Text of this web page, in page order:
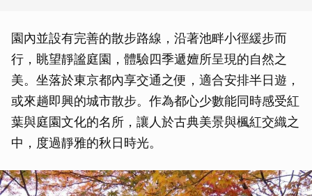
園內並設有完善的散步路線，沿著池畔小徑緩步而
行，眺望靜謐庭園，體驗四季遞嬗所呈現的自然之
美。坐落於東京都內享交通之便，適合安排半日遊，
或來趟即興的城市散步。作為都心少數能同時感受紅
葉與庭園文化的名所，讓人於古典美景與楓紅交織之
中，度過靜雅的秋日時光。